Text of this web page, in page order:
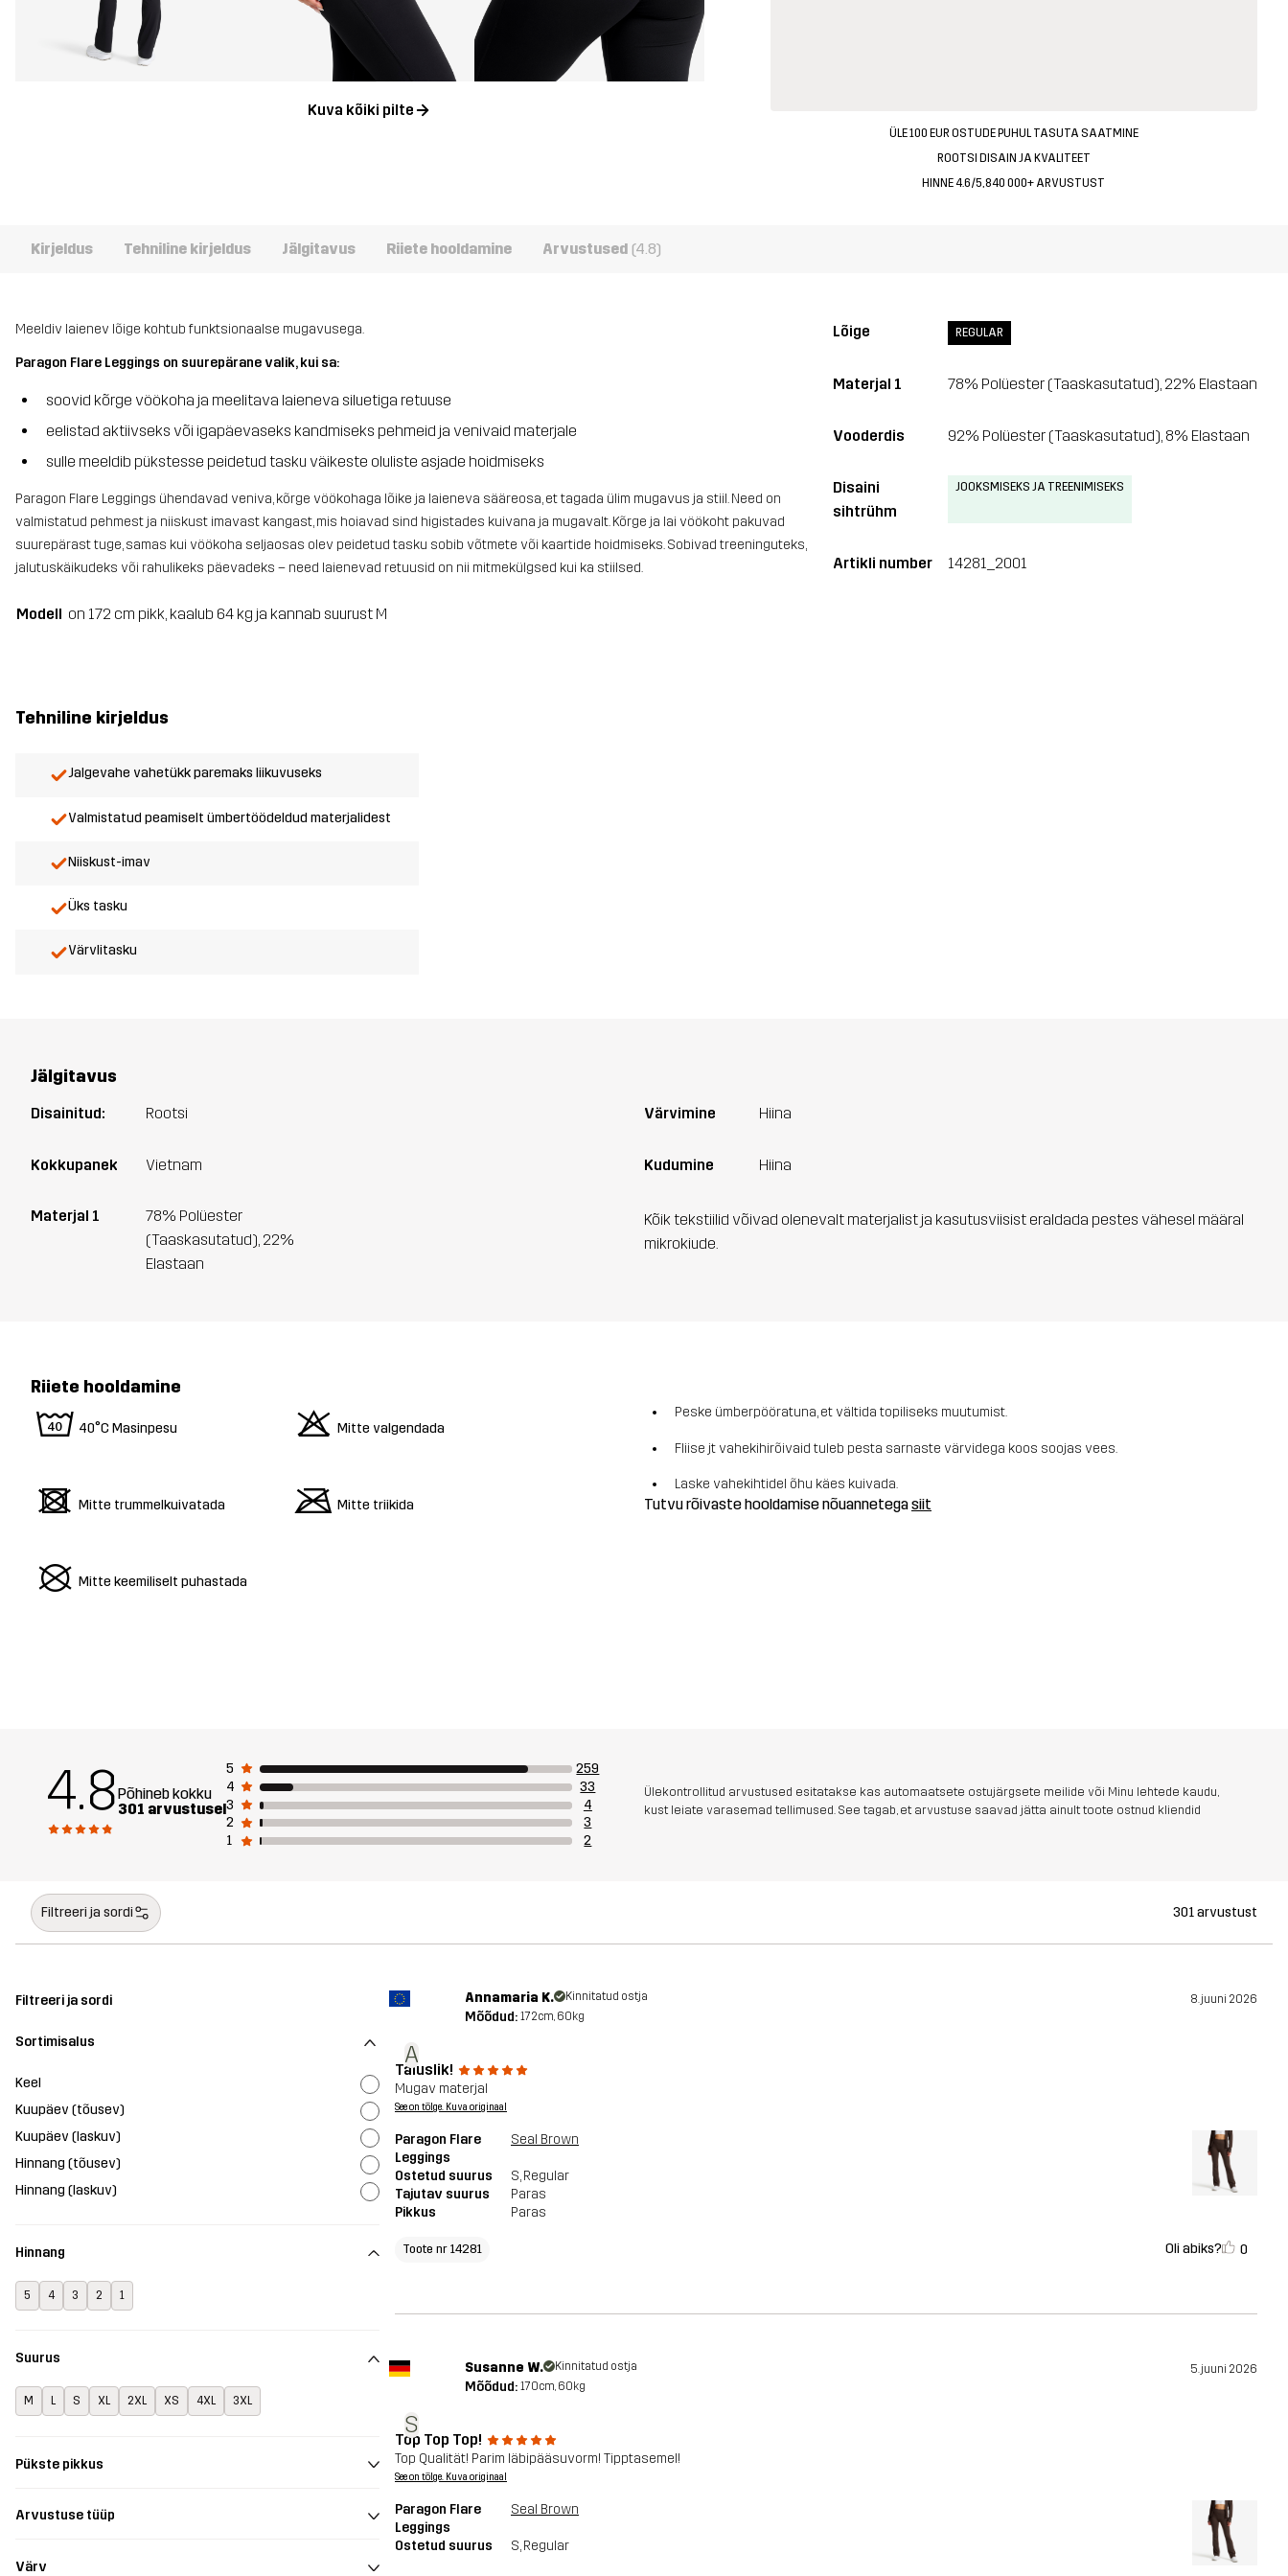
Kuva kõiki pilte
ÜLE 100 EUR OSTUDE PUHUL TASUTA SAATMINE
ROOTSI DISAIN JA KVALITEET
HINNE 4.6/5, 840 000+ ARVUSTUST
Kirjeldus Tehniline kirjeldus Jälgitavus Riiete hooldamine Arvustused (4.8)
Meeldiv laienev lõige kohtub funktsionaalse mugavusega.
Paragon Flare Leggings on suurepärane valik, kui sa:
soovid kõrge vöökoha ja meelitava laieneva siluetiga retuuse
eelistad aktiivseks või igapäevaseks kandmiseks pehmeid ja venivaid materjale
sulle meeldib pükstesse peidetud tasku väikeste oluliste asjade hoidmiseks
Paragon Flare Leggings ühendavad veniva, kõrge vöökohaga lõike ja laieneva sääreosa, et tagada ülim mugavus ja stiil. Need on
valmistatud pehmest ja niiskust imavast kangast, mis hoiavad sind higistades kuivana ja mugavalt. Kõrge ja lai vöökoht pakuvad
suurepärast tuge, samas kui vöökoha seljaosas olev peidetud tasku sobib võtmete või kaartide hoidmiseks. Sobivad treeninguteks,
jalutuskäikudeks või rahulikeks päevadeks – need laienevad retuusid on nii mitmekülgsed kui ka stiilsed.
Modell on 172 cm pikk, kaalub 64 kg ja kannab suurust M
Lõige REGULAR
Materjal 1 78% Polüester (Taaskasutatud), 22% Elastaan
Vooderdis 92% Polüester (Taaskasutatud), 8% Elastaan
Disaini
sihtrühm
JOOKSMISEKS JA TREENIMISEKS
Artikli number 14281_2001
Tehniline kirjeldus
Jalgevahe vahetükk paremaks liikuvuseks
Valmistatud peamiselt ümbertöödeldud materjalidest
Niiskust-imav
Üks tasku
Värvlitasku
Jälgitavus
Disainitud: Rootsi
Kokkupanek Vietnam
Materjal 1
78% Polüester
(Taaskasutatud), 22%
Elastaan
Värvimine Hiina
Kudumine Hiina
Kõik tekstiilid võivad olenevalt materjalist ja kasutusviisist eraldada pestes vähesel määral
mikrokiude.
Riiete hooldamine
8 40°C Masinpesu o Mitte valgendada
d Mitte trummelkuivatada m Mitte triikida
U Mitte keemiliselt puhastada
Peske ümberpööratuna, et vältida topiliseks muutumist.
Fliise jt vahekihirõivaid tuleb pesta sarnaste värvidega koos soojas vees.
Laske vahekihtidel õhu käes kuivada.
Tutvu rõivaste hooldamise nõuannetegasiit
4.8Põhineb kokku
301 arvustusel
5
259
4
33
3
4
2
3
1
2
Ülekontrollitud arvustused esitatakse kas automaatsete ostujärgsete meilide või Minu lehtede kaudu,
kust leiate varasemad tellimused. See tagab, et arvustuse saavad jätta ainult toote ostnud kliendid
Filtreeri ja sordi 301 arvustust
Filtreeri ja sordi
Sortimisalus
Keel
Kuupäev (tõusev)
Kuupäev (laskuv)
Hinnang (tõusev)
Hinnang (laskuv)
Hinnang
5 4 3 2 1
Suurus
M L S XL 2XL XS 4XL 3XL
Pükste pikkus
Arvustuse tüüp
Värv
A
Annamaria K. Kinnitatud ostja 8. juuni 2026
Mõõdud: 172cm, 60kg
Täiuslik!
Mugav materjal
See on tõlge. Kuva originaal
Paragon Flare
Leggings
Seal Brown
Ostetud suurus S, Regular
Tajutav suurus
Paras
Pikkus
Paras
Toote nr 14281 Oli abiks? 0
S
Susanne W. Kinnitatud ostja 5. juuni 2026
Mõõdud: 170cm, 60kg
Top Top Top!
Top Qualität! Parim läbipääsuvorm! Tipptasemel!
See on tõlge. Kuva originaal
Paragon Flare
Leggings
Seal Brown
Ostetud suurus S, Regular